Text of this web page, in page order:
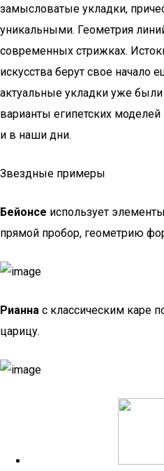
замысловатые укладки,
уникальными. Геометрия
современных стрижках.
искусства берут свое
актуальные укладки уже
варианты египетских
и в наши дни.
Звездные примеры
Бейонсе использует
прямой пробор, геометрию
Рианна с классическим каре
царицу.